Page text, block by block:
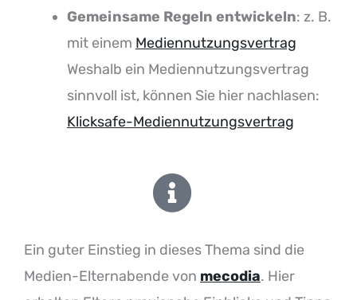
Gemeinsame Regeln entwickeln: z. B.
mit einem Mediennutzungsvertrag
Weshalb ein Mediennutzungsvertrag
sinnvoll ist, können Sie hier nachlasen:
Klicksafe-Mediennutzungsvertrag
Ein guter Einstieg in dieses Thema sind die
Medien-Elternabende von mecodia. Hier